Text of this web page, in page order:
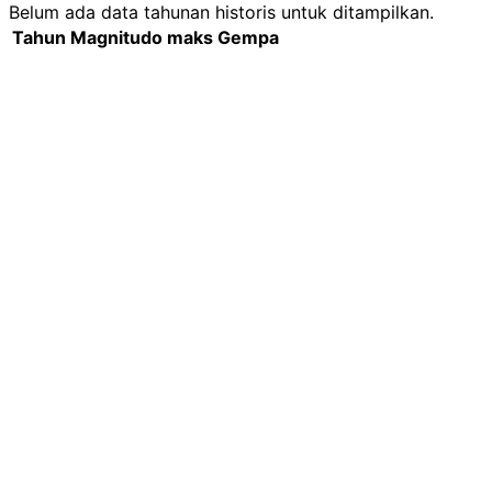
Belum ada data tahunan historis untuk ditampilkan.
Tahun Magnitudo maks Gempa